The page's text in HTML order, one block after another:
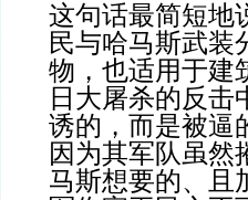
这句话最简短地
民与哈马斯武装
物，也适用于建
日大屠杀的反击
诱的，而是被逼
因为其军队虽然
马斯想要的、且